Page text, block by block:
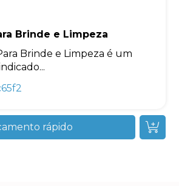
Brinde e Limpeza
Brinde e Limpeza é um
rápido